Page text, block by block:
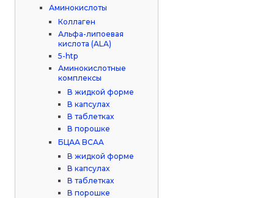
Аминокислоты
Коллаген
Альфа-липоевая
кислота (ALA)
5-htp
Аминокислотные
комплексы
В жидкой форме
В капсулах
В таблетках
В порошке
БЦАА BCAA
В жидкой форме
В капсулах
В таблетках
В порошке